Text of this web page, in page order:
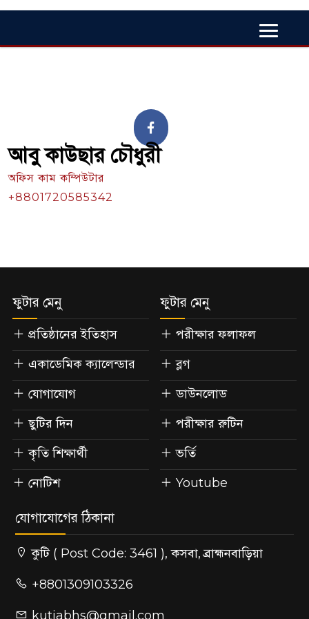
আবু কাউছার চৌধুরী
অফিস কাম কম্পিউটার
+8801720585342
ফুটার মেনু
প্রতিষ্ঠানের ইতিহাস
একাডেমিক ক্যালেন্ডার
যোগাযোগ
ছুটির দিন
কৃতি শিক্ষার্থী
নোটিশ
ফুটার মেনু
পরীক্ষার ফলাফল
ব্লগ
ডাউনলোড
পরীক্ষার রুটিন
ভর্তি
Youtube
যোগাযোগের ঠিকানা
কুটি ( Post Code: 3461 ), কসবা, ব্রাহ্মনবাড়িয়া
+8801309103326
kutiabhs@gmail.com